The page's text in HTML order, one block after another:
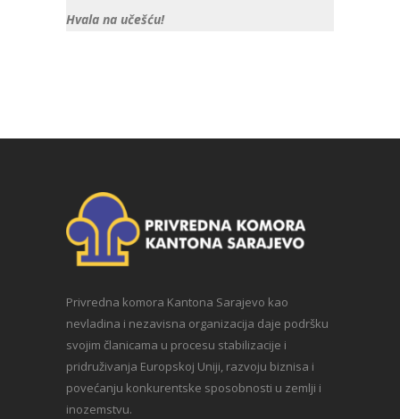
Hvala na učešću!
Privredna komora Kantona Sarajevo kao
nevladina i nezavisna organizacija daje podršku
svojim članicama u procesu stabilizacije i
pridruživanja Europskoj Uniji, razvoju biznisa i
povećanju konkurentske sposobnosti u zemlji i
inozemstvu.